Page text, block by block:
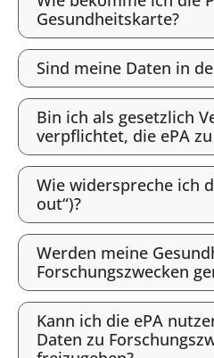
Gesundheitskarte?
Sind meine Daten in
Bin ich als gesetzlich
verpflichtet, die ePA
Wie widerspreche ich
out“)?
Werden meine
Forschungszwecken
Kann ich die ePA
Daten zu